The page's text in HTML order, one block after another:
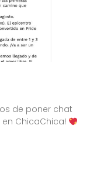
de poner chat
ChicaChica!